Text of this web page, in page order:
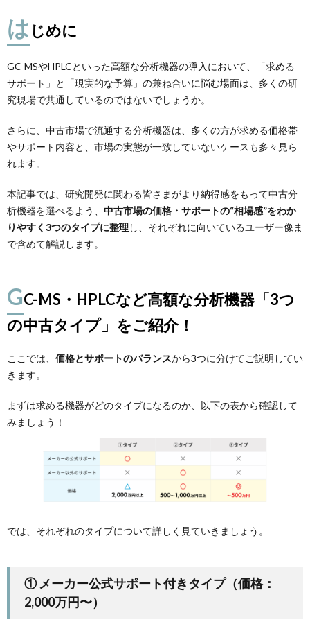
は じめに
GC-MSやHPLCといった高額な分析機器の導入において、「求める
サポート」と「現実的な予算」の兼ね合いに悩む場面は、多くの研
究現場で共通しているのではないでしょうか。
さらに、中古市場で流通する分析機器は、多くの方が求める価格帯
やサポート内容と、市場の実態が一致していないケースも多々見ら
れます。
本記事では、研究開発に関わる皆さまがより納得感をもって中古分
析機器を選べるよう、 中古市場の価格・サポートの“相場感”をわか
りやすく3つのタイプに整理し、それぞれに向いているユーザー像ま
で含めて解説します。
GC-MS・HPLCなど高額な分析機器「3つ
の中古タイプ」をご紹介！
ここでは、 価格とサポートのバランスから3つに分けてご説明してい
きます。
まずは求める機器がどのタイプになるのか、以下の表から確認して
みましょう！
では、それぞれのタイプについて詳しく見ていきましょう。
① メーカー公式サポート付きタイプ（価格：
2,000万円〜）